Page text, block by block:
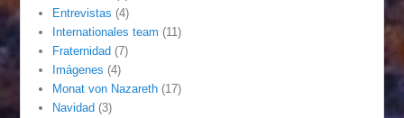
Entrevistas (4)
Internationales team (11)
Fraternidad (7)
Imágenes (4)
Monat von Nazareth (17)
Navidad (3)